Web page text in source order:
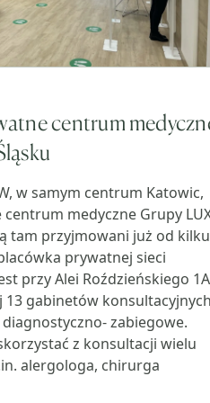
centrum
w samym centrum Katowic,
medyczne Grupy
tam przyjmowani już od kilku
prywatnej sieci
przy Alei Roździeńskiego
13 gabinetów konsultacyjnych
zabiegowe.
z konsultacji wielu
alergologa, chirurga